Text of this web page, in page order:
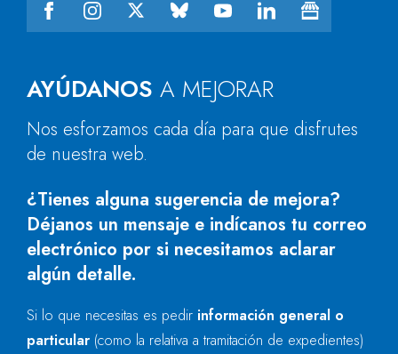
AYÚDANOS A MEJORAR
Nos esforzamos cada día para que disfrutes
de nuestra web.
¿Tienes alguna sugerencia de mejora?
Déjanos un mensaje e indícanos tu correo
electrónico por si necesitamos aclarar
algún detalle.
Si lo que necesitas es pedir información general o
particular (como la relativa a tramitación de expedientes)